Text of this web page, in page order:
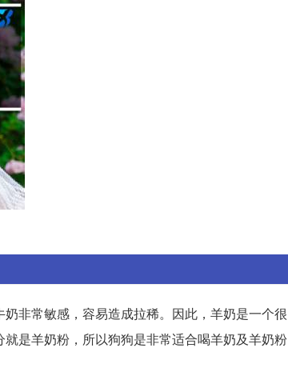
非常敏感，容易造成拉稀。因此，羊奶是一个很
是羊奶粉，所以狗狗是非常适合喝羊奶及羊奶粉